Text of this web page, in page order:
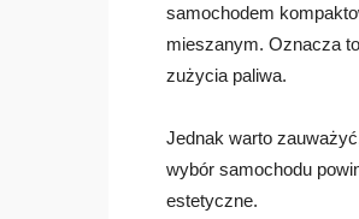
samochodem
mieszanym. Oznacza
zużycia paliwa.
Jednak warto
wybór samochodu
estetyczne.